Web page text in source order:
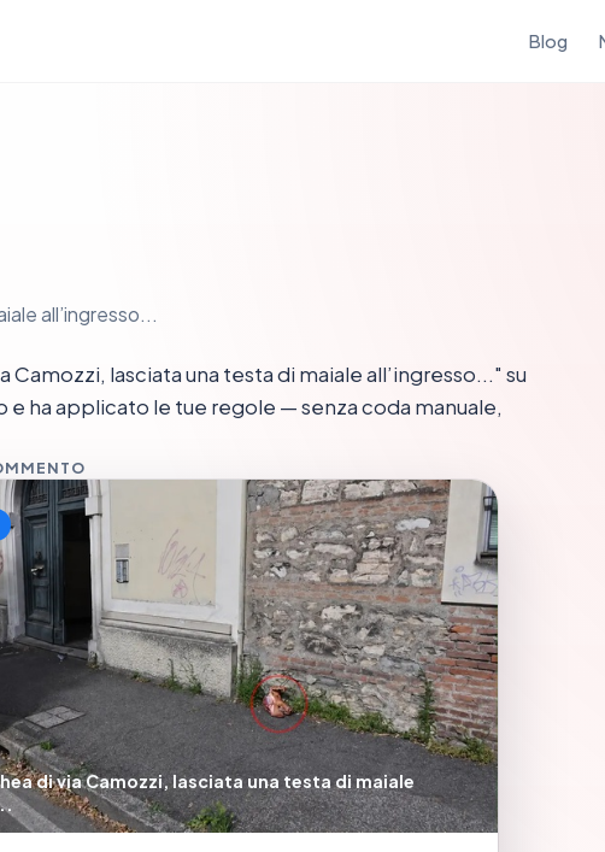
Blog
all’ingresso...
lasciata una testa di maiale all’ingresso..." su
e ha applicato le tue regole — senza coda manuale,
di via Camozzi, lasciata una testa di maiale